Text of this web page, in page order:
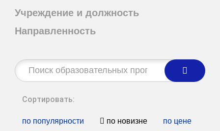
Учреждение и должность
Направленность
Строка
поиска:
Сортировать:
по популярности по новизне по цене